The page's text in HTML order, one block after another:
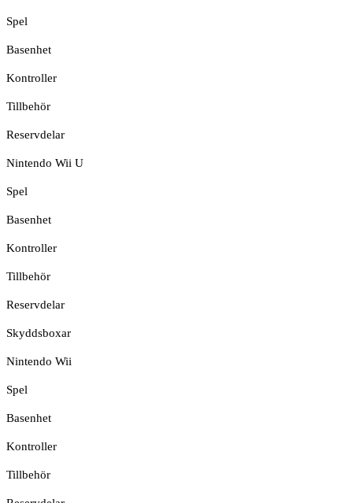
Spel
Basenhet
Kontroller
Tillbehör
Reservdelar
Nintendo Wii U
Spel
Basenhet
Kontroller
Tillbehör
Reservdelar
Skyddsboxar
Nintendo Wii
Spel
Basenhet
Kontroller
Tillbehör